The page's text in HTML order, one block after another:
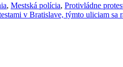
, Mestská polícia, Protivládne
v Bratislave, týmto uliciam sa